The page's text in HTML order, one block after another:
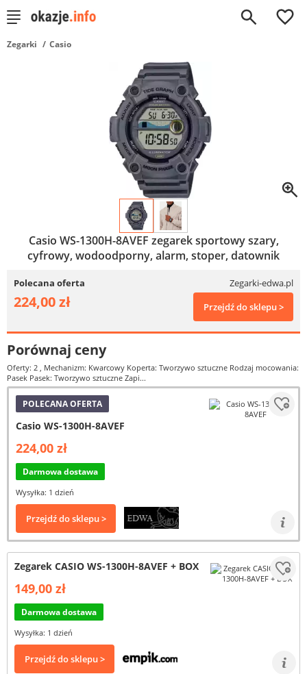
0
Zegarki Casio
Casio WS-1300H-8AVEF zegarek sportowy szary,
cyfrowy, wodoodporny, alarm, stoper, datownik
Polecana oferta Zegarki-edwa.pl
224,00 zł Przejdź do sklepu >
Porównaj ceny
Oferty: 2 , Mechanizm: Kwarcowy Koperta: Tworzywo sztuczne Rodzaj mocowania:
Pasek Pasek: Tworzywo sztuczne Zapi...
POLECANA OFERTA
Casio WS-1300H-8AVEF
224,00 zł
Darmowa dostawa
Wysyłka: 1 dzień
Przejdź do sklepu >
Zegarek CASIO WS-1300H-8AVEF + BOX
149,00 zł
Darmowa dostawa
Wysyłka: 1 dzień
Przejdź do sklepu >